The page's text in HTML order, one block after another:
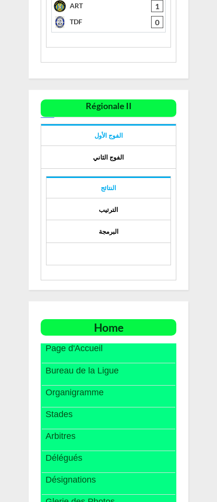
ART
TDF
1
0
Régionale II
الفوج الأول
الفوج الثاني
النتائج
الترتيب
البرمجة
Home
Page d'Accueil
Bureau de la Ligue
Organigramme
Stades
Arbitres
Délégués
Désignations